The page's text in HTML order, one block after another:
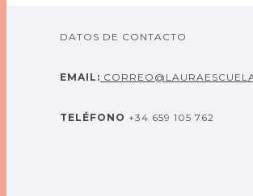
DATOS DE CONTACTO
EMAIL:
TELÉFONO +34 659 105 762